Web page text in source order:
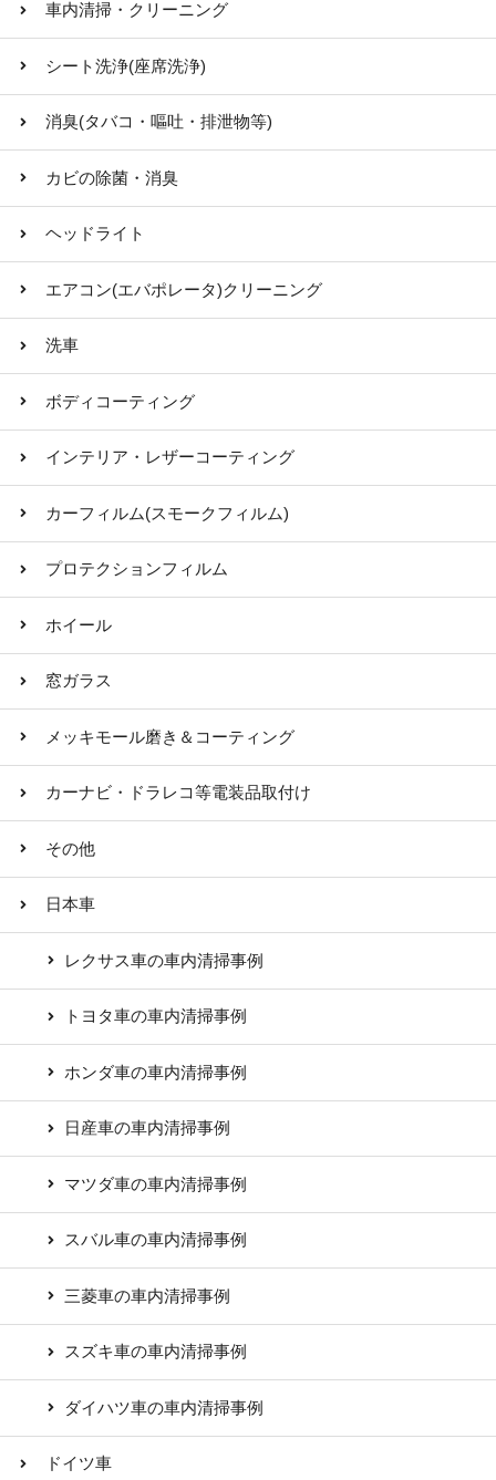
車内清掃・クリーニング
シート洗浄(座席洗浄)
消臭(タバコ・嘔吐・排泄物等)
カビの除菌・消臭
ヘッドライト
エアコン(エバポレータ)クリーニング
洗車
ボディコーティング
インテリア・レザーコーティング
カーフィルム(スモークフィルム)
プロテクションフィルム
ホイール
窓ガラス
メッキモール磨き＆コーティング
カーナビ・ドラレコ等電装品取付け
その他
日本車
レクサス車の車内清掃事例
トヨタ車の車内清掃事例
ホンダ車の車内清掃事例
日産車の車内清掃事例
マツダ車の車内清掃事例
スバル車の車内清掃事例
三菱車の車内清掃事例
スズキ車の車内清掃事例
ダイハツ車の車内清掃事例
ドイツ車